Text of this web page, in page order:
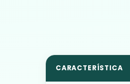
CARACTERÍSTICA